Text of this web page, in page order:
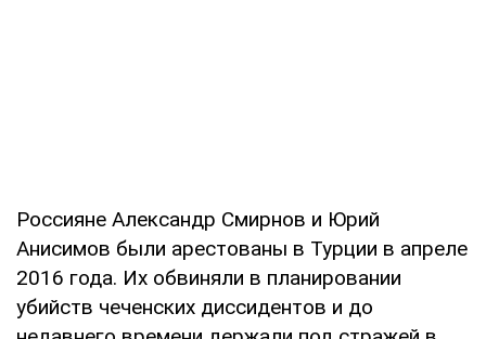
Россияне Александр Смирнов и Юрий
Анисимов были арестованы в Турции в апреле
2016 года. Их обвиняли в планировании
убийств чеченских диссидентов и до